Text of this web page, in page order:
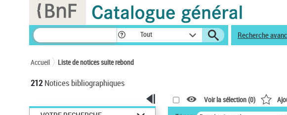
Tout Recherche
Accueil Liste de notices suite rebond
212Notices bibliographiques
Voir la sélection (0)
Panneau de gestion des cookies